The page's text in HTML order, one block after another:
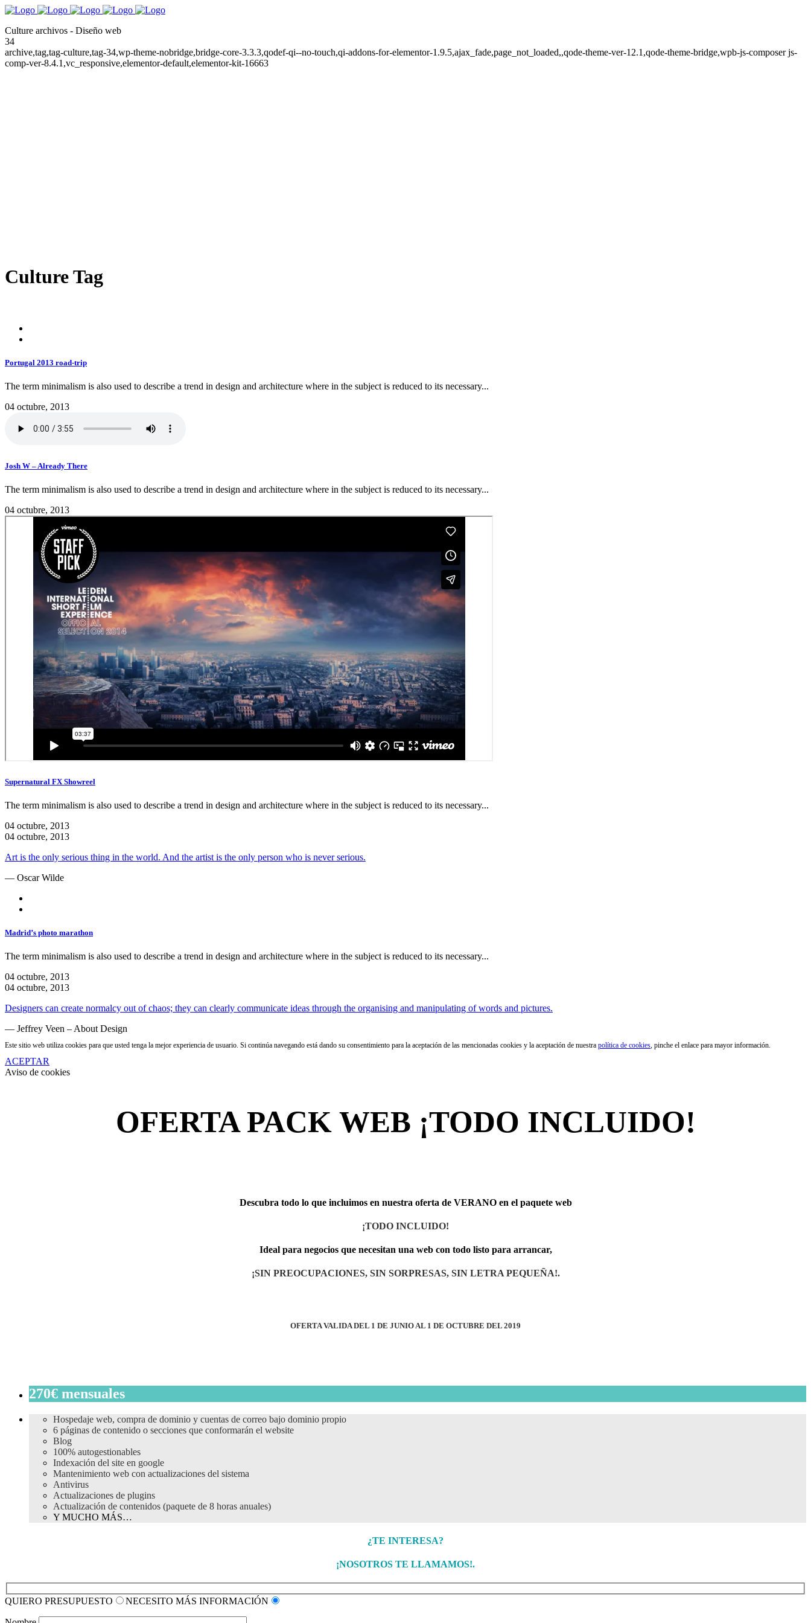
Culture archivos - Diseño web
34
archive,tag,tag-culture,tag-34,wp-theme-nobridge,bridge-core-3.3.3,qodef-qi--no-touch,qi-addons-for-elementor-1.9.5,ajax_fade,page_not_loaded,,qode-theme-ver-12.1,qode-theme-bridge,wpb-js-composer js-
comp-ver-8.4.1,vc_responsive,elementor-default,elementor-kit-16663
Culture Tag
Portugal 2013 road-trip
The term minimalism is also used to describe a trend in design and architecture where in the subject is reduced to its necessary...
04 octubre, 2013
Josh W – Already There
The term minimalism is also used to describe a trend in design and architecture where in the subject is reduced to its necessary...
04 octubre, 2013
Supernatural FX Showreel
The term minimalism is also used to describe a trend in design and architecture where in the subject is reduced to its necessary...
04 octubre, 2013
04 octubre, 2013
Art is the only serious thing in the world. And the artist is the only person who is never serious.
— Oscar Wilde
Madrid’s photo marathon
The term minimalism is also used to describe a trend in design and architecture where in the subject is reduced to its necessary...
04 octubre, 2013
04 octubre, 2013
Designers can create normalcy out of chaos; they can clearly communicate ideas through the organising and manipulating of words and pictures.
— Jeffrey Veen – About Design
Este sitio web utiliza cookies para que usted tenga la mejor experiencia de usuario. Si continúa navegando está dando su consentimiento para la aceptación de las mencionadas cookies y la aceptación de nuestra política de cookies, pinche el enlace para mayor información.
ACEPTAR
Aviso de cookies
OFERTA PACK WEB ¡TODO INCLUIDO!
Descubra todo lo que incluimos en nuestra oferta de VERANO en el paquete web
¡TODO INCLUIDO!
Ideal para negocios que necesitan una web con todo listo para arrancar,
¡SIN PREOCUPACIONES, SIN SORPRESAS, SIN LETRA PEQUEÑA!.
OFERTA VALIDA DEL 1 DE JUNIO AL 1 DE OCTUBRE DEL 2019
270€ mensuales
Hospedaje web, compra de dominio y cuentas de correo bajo dominio propio
6 páginas de contenido o secciones que conformarán el website
Blog
100% autogestionables
Indexación del site en google
Mantenimiento web con actualizaciones del sistema
Antivirus
Actualizaciones de plugins
Actualización de contenidos (paquete de 8 horas anuales)
Y MUCHO MÁS…
¿TE INTERESA?
¡NOSOTROS TE LLAMAMOS!.
QUIERO PRESUPUESTO NECESITO MÁS INFORMACIÓN